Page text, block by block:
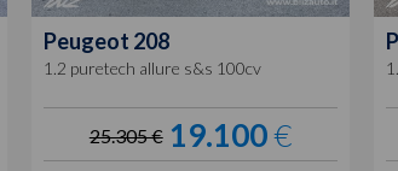
Peugeot 208
1.2 puretech allure s&s 100cv
25.305 € 19.100€